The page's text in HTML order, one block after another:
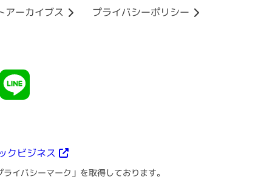
アーカイブス プライバシーポリシー
クビジネス
イバシーマーク」を取得しております。